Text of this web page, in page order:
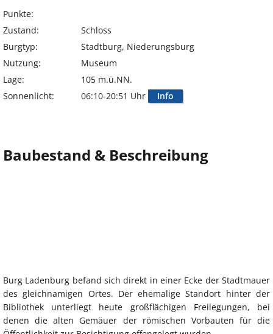
Punkte:
Zustand:
Schloss
Burgtyp:
Stadtburg, Niederungsburg
Nutzung:
Museum
Lage:
105 m.ü.NN.
Sonnenlicht:
06:10-20:51 Uhr Info
Baubestand & Beschreibung
Burg Ladenburg befand sich direkt in einer Ecke der Stadtmauer
des gleichnamigen Ortes. Der ehemalige Standort hinter der
Bibliothek unterliegt heute großflächigen Freilegungen, bei
denen die alten Gemäuer der römischen Vorbauten für die